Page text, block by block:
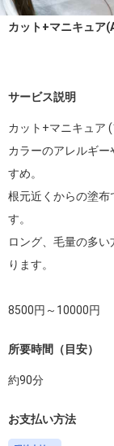
カット+マニキュア
サービス説明
カット+マニキュア
カラーのアレルギ
すめ。
根元近くからの塗布
す。
ロング、毛量の多
ります。
8500円～10000円
所要時間（目安）
約90分
お支払い方法